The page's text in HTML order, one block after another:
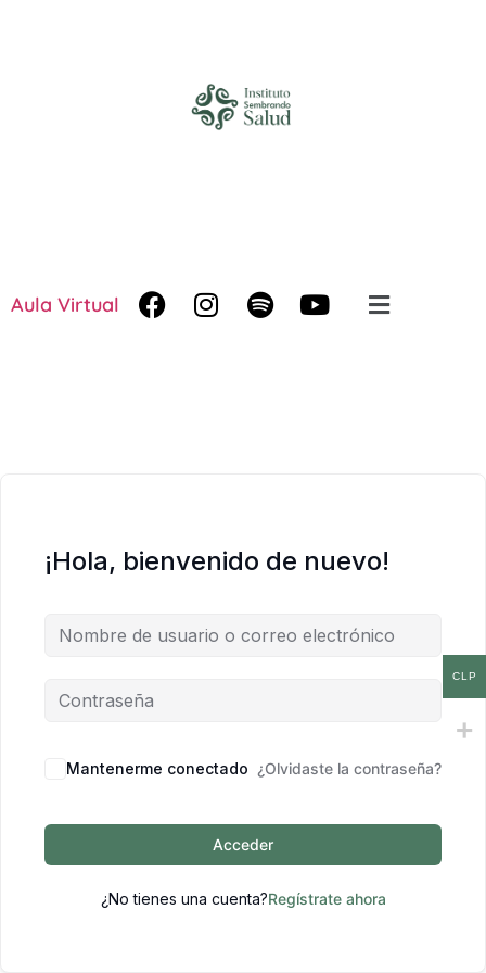
Aula Virtual
¡Hola, bienvenido de nuevo!
Mantenerme conectado ¿Olvidaste la contraseña?
Acceder
¿No tienes una cuenta?Regístrate ahora
CLP